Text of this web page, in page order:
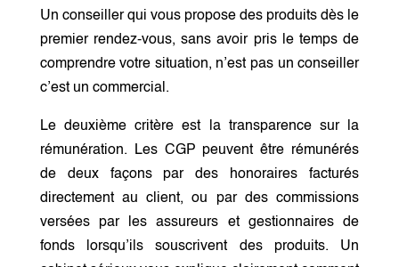
Un conseiller qui vous propose des produits dès le
premier rendez-vous, sans avoir pris le temps de
comprendre votre situation, n’est pas un conseiller
c’est un commercial.
Le deuxième critère est la transparence sur la
rémunération. Les CGP peuvent être rémunérés
de deux façons par des honoraires facturés
directement au client, ou par des commissions
versées par les assureurs et gestionnaires de
fonds lorsqu’ils souscrivent des produits. Un